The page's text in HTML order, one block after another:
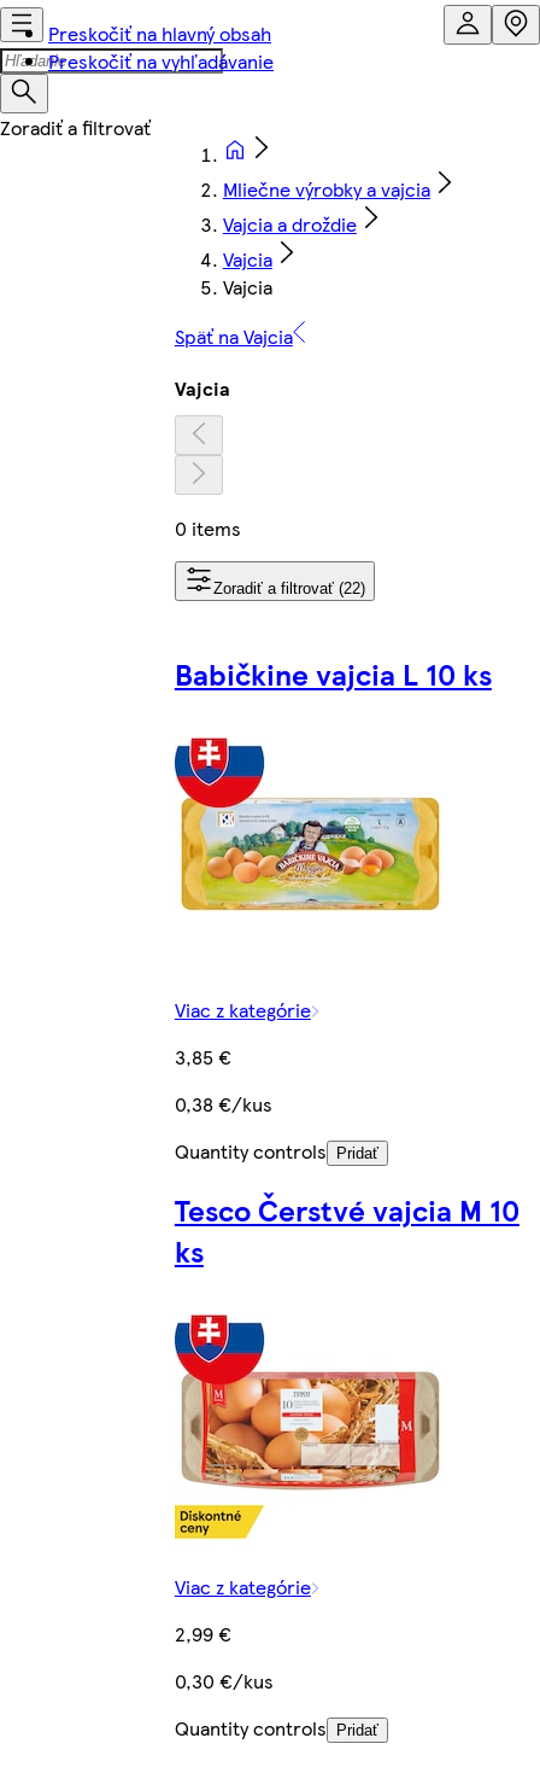
Preskočiť na hlavný obsah
Preskočiť na vyhľadávanie
Mliečne výrobky a vajcia
Vajcia a droždie
Vajcia
Vajcia
Späť na Vajcia
Vajcia
0 items
Zoradiť a filtrovať (22)
Babičkine vajcia L 10 ks
Viac z kategórie
3,85 €
0,38 €/kus
Quantity controls
Pridať
Tesco Čerstvé vajcia M 10
ks
Viac z kategórie
2,99 €
0,30 €/kus
Quantity controls
Pridať